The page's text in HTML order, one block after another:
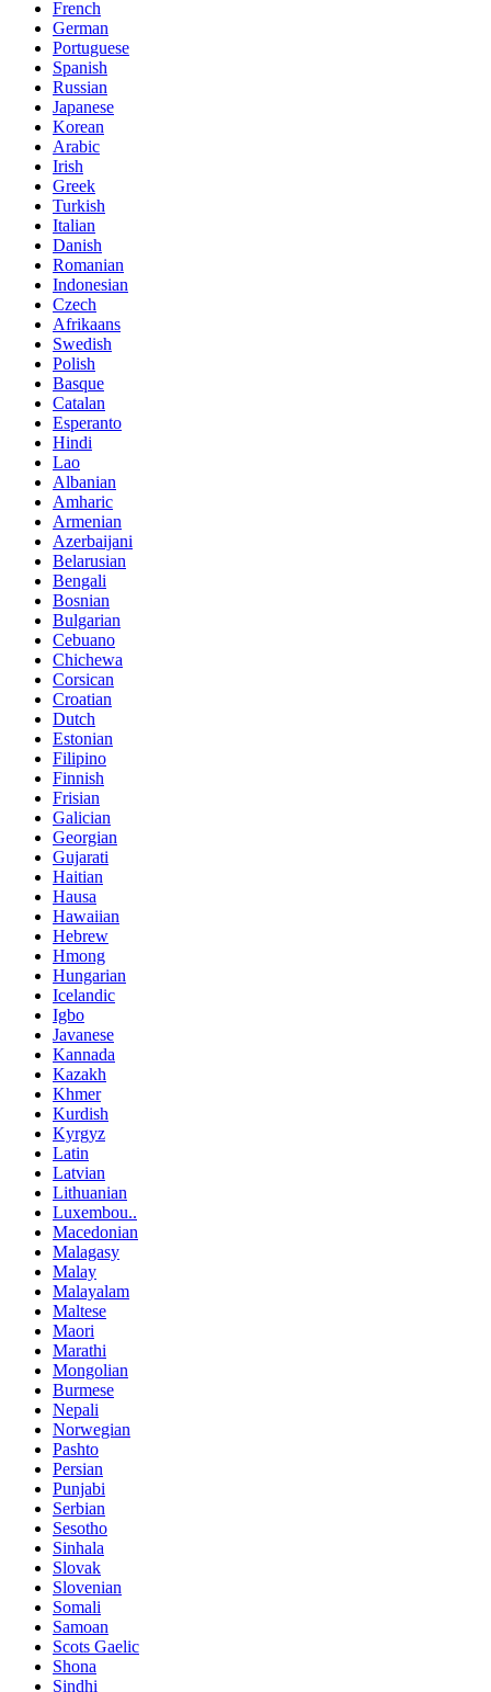
French
German
Portuguese
Spanish
Russian
Japanese
Korean
Arabic
Irish
Greek
Turkish
Italian
Danish
Romanian
Indonesian
Czech
Afrikaans
Swedish
Polish
Basque
Catalan
Esperanto
Hindi
Lao
Albanian
Amharic
Armenian
Azerbaijani
Belarusian
Bengali
Bosnian
Bulgarian
Cebuano
Chichewa
Corsican
Croatian
Dutch
Estonian
Filipino
Finnish
Frisian
Galician
Georgian
Gujarati
Haitian
Hausa
Hawaiian
Hebrew
Hmong
Hungarian
Icelandic
Igbo
Javanese
Kannada
Kazakh
Khmer
Kurdish
Kyrgyz
Latin
Latvian
Lithuanian
Luxembou..
Macedonian
Malagasy
Malay
Malayalam
Maltese
Maori
Marathi
Mongolian
Burmese
Nepali
Norwegian
Pashto
Persian
Punjabi
Serbian
Sesotho
Sinhala
Slovak
Slovenian
Somali
Samoan
Scots Gaelic
Shona
Sindhi